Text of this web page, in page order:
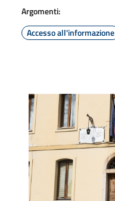
Argomenti:
Accesso all'informazione